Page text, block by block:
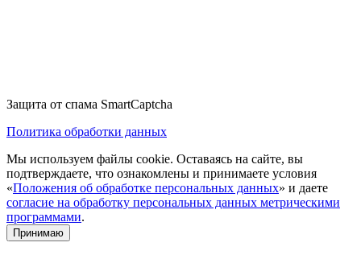
Защита от спама SmartCaptcha
Политика обработки данных
Мы используем файлы cookie. Оставаясь на сайте, вы
подтверждаете, что ознакомлены и принимаете условия
«Положения об обработке персональных данных» и даете
согласие на обработку персональных данных метрическими
программами.
Принимаю